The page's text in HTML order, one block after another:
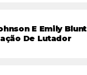
E Emily Blunt
De Lutador